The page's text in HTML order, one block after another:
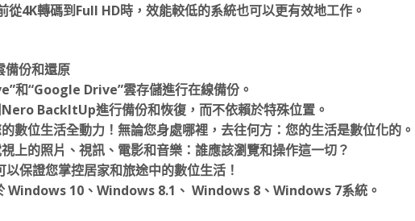
4K轉碼到Full HD時，效能較低的系統也可以更有效地工作。
份和還原
和“Google Drive”雲存儲進行在線備份。
BackItUp進行備份和恢復，而不依賴於特殊位置。
位生活全動力！無論您身處哪裡，去往何方：您的生活是數位化的。
上的照片、視訊、電影和音樂：誰應該瀏覽和操作這一切？
保證您掌控居家和旅途中的數位生活！
Windows 10、Windows 8.1、 Windows 8、Windows 7系統。